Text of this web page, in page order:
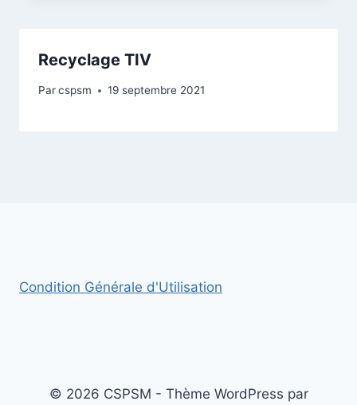
Recyclage TIV
Parcspsm 19 septembre 2021
Condition Générale d'Utilisation
© 2026 CSPSM - Thème WordPress par